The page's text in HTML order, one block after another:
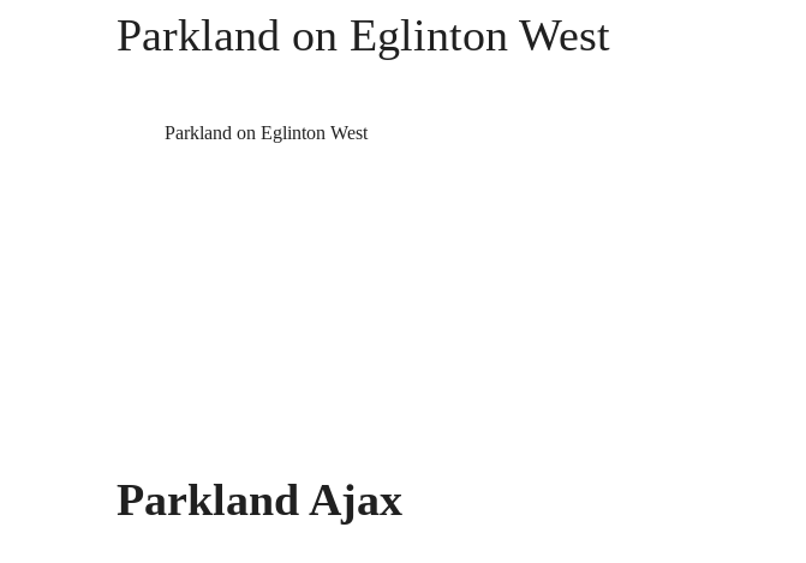
Parkland on Eglinton West
Parkland on Eglinton West
Parkland Ajax